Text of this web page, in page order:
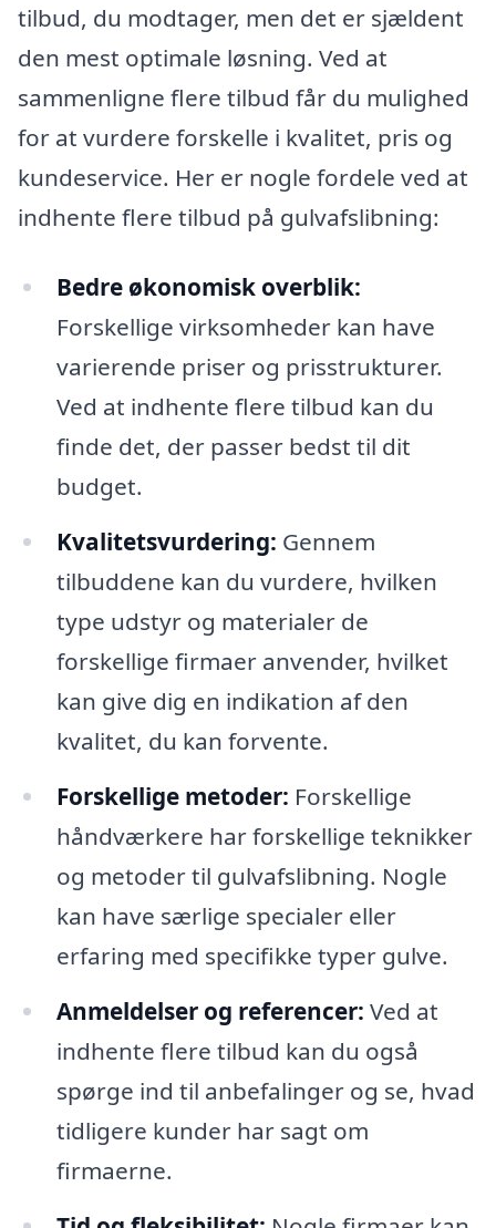
tilbud, du modtager, men det er sjældent
den mest optimale løsning. Ved at
sammenligne flere tilbud får du mulighed
for at vurdere forskelle i kvalitet, pris og
kundeservice. Her er nogle fordele ved at
indhente flere tilbud på gulvafslibning:
Bedre økonomisk overblik:
Forskellige virksomheder kan have
varierende priser og prisstrukturer.
Ved at indhente flere tilbud kan du
finde det, der passer bedst til dit
budget.
Kvalitetsvurdering: Gennem
tilbuddene kan du vurdere, hvilken
type udstyr og materialer de
forskellige firmaer anvender, hvilket
kan give dig en indikation af den
kvalitet, du kan forvente.
Forskellige metoder: Forskellige
håndværkere har forskellige teknikker
og metoder til gulvafslibning. Nogle
kan have særlige specialer eller
erfaring med specifikke typer gulve.
Anmeldelser og referencer: Ved at
indhente flere tilbud kan du også
spørge ind til anbefalinger og se, hvad
tidligere kunder har sagt om
firmaerne.